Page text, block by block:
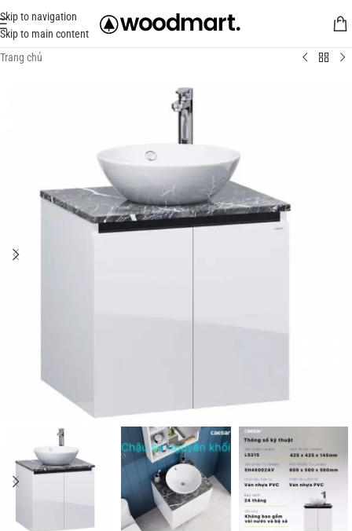
Skip to navigation
Skip to main content
Trang chủ